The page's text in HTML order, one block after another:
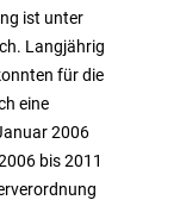
ist unter
Langjährig
für die
eine
2006
bis 2011